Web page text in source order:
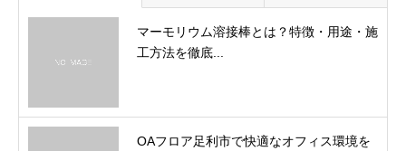
マーモリウム溶接棒とは？特徴・用途・施
工方法を徹底...
OAフロア足利市で快適なオフィス環境を